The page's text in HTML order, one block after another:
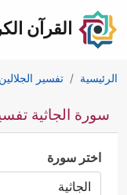
القرآن
الرئيسية تفسير الجلالين
سورة الجاثية تفسير
اختر سورة